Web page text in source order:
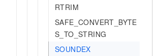
RTRIM
SAFE_CONVERT_BYTE
S_TO_STRING
SOUNDEX